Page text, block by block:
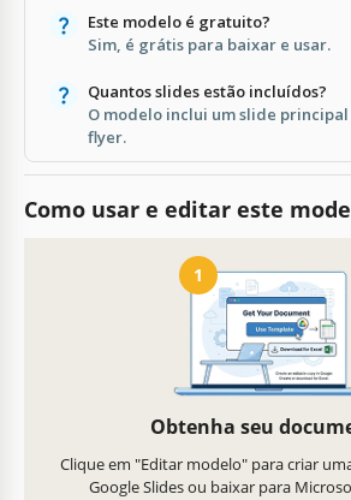
Este modelo é gratuito?
Sim, é grátis para baixar e usar.
Quantos slides estão incluídos?
O modelo inclui um slide
flyer.
Como usar e editar este
1
Obtenha seu
Clique em "Editar modelo" para criar
Google Slides ou baixar para